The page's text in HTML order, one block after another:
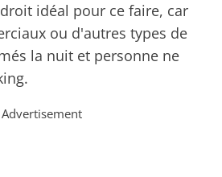
idéal pour ce faire, car
ou d'autres types de
la nuit et personne ne
Advertisement